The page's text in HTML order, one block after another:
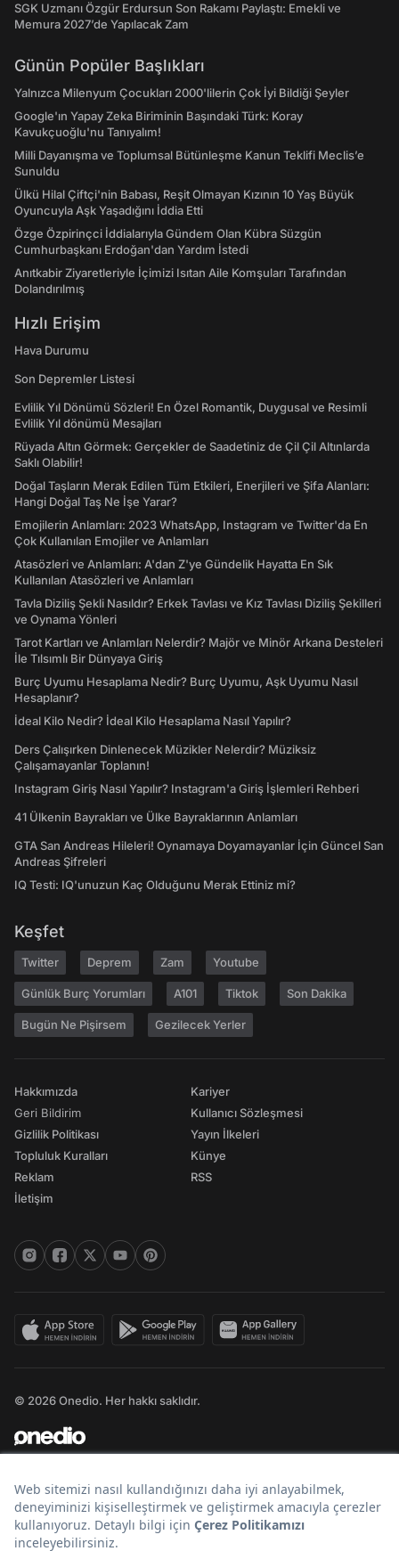
SGK Uzmanı Özgür Erdursun Son Rakamı Paylaştı: Emekli ve
Memura 2027’de Yapılacak Zam
Günün Popüler Başlıkları
Yalnızca Milenyum Çocukları 2000'lilerin Çok İyi Bildiği Şeyler
Google'ın Yapay Zeka Biriminin Başındaki Türk: Koray
Kavukçuoğlu'nu Tanıyalım!
Milli Dayanışma ve Toplumsal Bütünleşme Kanun Teklifi Meclis’e
Sunuldu
Ülkü Hilal Çiftçi'nin Babası, Reşit Olmayan Kızının 10 Yaş Büyük
Oyuncuyla Aşk Yaşadığını İddia Etti
Özge Özpirinçci İddialarıyla Gündem Olan Kübra Süzgün
Cumhurbaşkanı Erdoğan'dan Yardım İstedi
Anıtkabir Ziyaretleriyle İçimizi Isıtan Aile Komşuları Tarafından
Dolandırılmış
Hızlı Erişim
Hava Durumu
Son Depremler Listesi
Evlilik Yıl Dönümü Sözleri! En Özel Romantik, Duygusal ve Resimli
Evlilik Yıl dönümü Mesajları
Rüyada Altın Görmek: Gerçekler de Saadetiniz de Çil Çil Altınlarda
Saklı Olabilir!
Doğal Taşların Merak Edilen Tüm Etkileri, Enerjileri ve Şifa Alanları:
Hangi Doğal Taş Ne İşe Yarar?
Emojilerin Anlamları: 2023 WhatsApp, Instagram ve Twitter'da En
Çok Kullanılan Emojiler ve Anlamları
Atasözleri ve Anlamları: A'dan Z'ye Gündelik Hayatta En Sık
Kullanılan Atasözleri ve Anlamları
Tavla Diziliş Şekli Nasıldır? Erkek Tavlası ve Kız Tavlası Diziliş Şekilleri
ve Oynama Yönleri
Tarot Kartları ve Anlamları Nelerdir? Majör ve Minör Arkana Desteleri
İle Tılsımlı Bir Dünyaya Giriş
Burç Uyumu Hesaplama Nedir? Burç Uyumu, Aşk Uyumu Nasıl
Hesaplanır?
İdeal Kilo Nedir? İdeal Kilo Hesaplama Nasıl Yapılır?
Ders Çalışırken Dinlenecek Müzikler Nelerdir? Müziksiz
Çalışamayanlar Toplanın!
Instagram Giriş Nasıl Yapılır? Instagram'a Giriş İşlemleri Rehberi
41 Ülkenin Bayrakları ve Ülke Bayraklarının Anlamları
GTA San Andreas Hileleri! Oynamaya Doyamayanlar İçin Güncel San
Andreas Şifreleri
IQ Testi: IQ'unuzun Kaç Olduğunu Merak Ettiniz mi?
Keşfet
Twitter Deprem Zam Youtube
Günlük Burç Yorumları A101 Tiktok Son Dakika
Bugün Ne Pişirsem Gezilecek Yerler
Hakkımızda
Geri Bildirim
Gizlilik Politikası
Topluluk Kuralları
Reklam
İletişim
Kariyer
Kullanıcı Sözleşmesi
Yayın İlkeleri
Künye
RSS
© 2026 Onedio. Her hakkı saklıdır.
Bir markasıdır.